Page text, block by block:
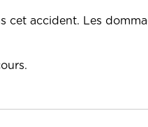
cet accident. Les